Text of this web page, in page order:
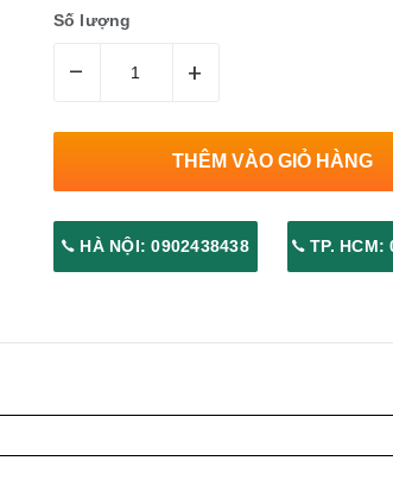
Số lượng
– +
THÊM VÀO GIỎ HÀNG
HÀ NỘI: 0902438438 TP. HCM: